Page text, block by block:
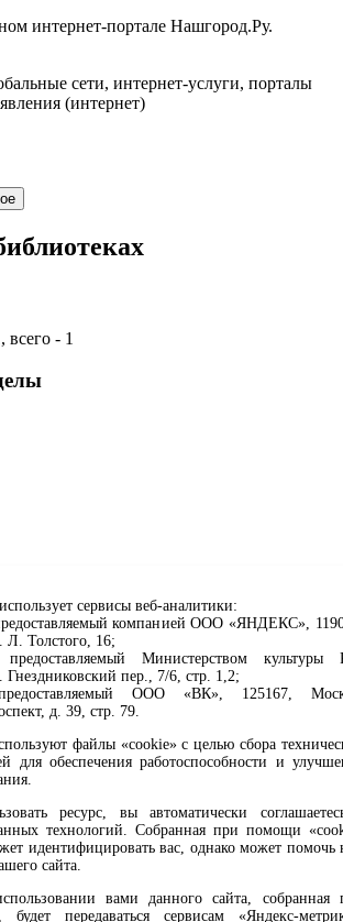
интернет-портале Нашгород.Ру.
сети, интернет-услуги, порталы
(интернет)
- 1
услуг
директору
Выделите текст с ошибкой и нажмите
или ссылку ниже
сервисы веб-аналитики:
компанией ООО «ЯНДЕКС»,
Л. Толстого, 16;
предоставляемый Министерством культуры
пер., 7/6, стр. 1,2;
ООО «ВК», 125167,
д. 39, стр. 79.
файлы «cookie» с целью сбора
для обеспечения работоспособности и
ресурс, вы автоматически
технологий. Собранная при помощи
идентифицировать вас, однако может помочь
сайта.
вами данного сайта, собранная
передаваться сервисам «Яндекс-